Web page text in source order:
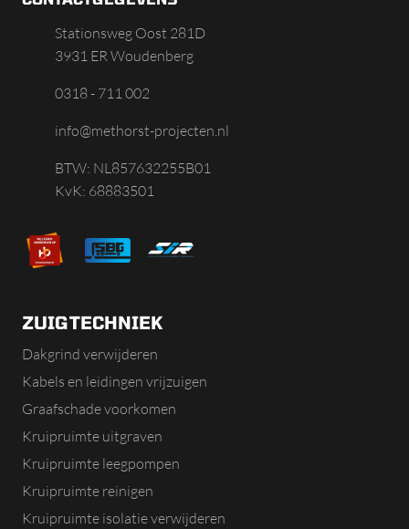
Stationsweg Oost 281D
3931 ER Woudenberg
0318 - 711 002
info@methorst-projecten.nl
BTW: NL857632255B01
KvK: 68883501
ZUIGTECHNIEK
Dakgrind verwijderen
Kabels en leidingen vrijzuigen
Graafschade voorkomen
Kruipruimte uitgraven
Kruipruimte leegpompen
Kruipruimte reinigen
Kruipruimte isolatie verwijderen